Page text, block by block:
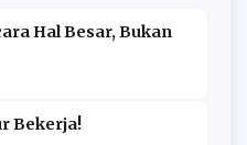
Hal Besar, Bukan
Bekerja!